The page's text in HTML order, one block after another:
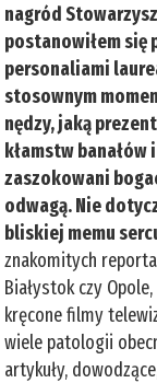
nagród
postanowiłem się
personaliami
stosownym
nędzy, jaką
kłamstw
zaszokowani
odwagą. Nie
bliskiej memu
znakomitych
Białystok czy
kręcone filmy
wiele patologii
artykuły,